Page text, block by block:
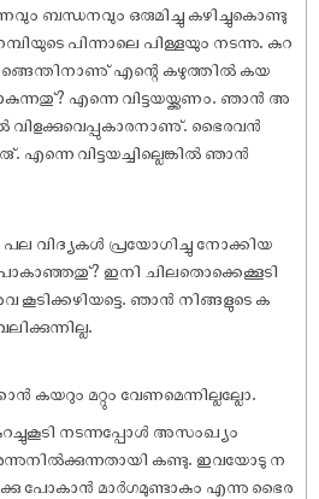
ബന്ധനവും ഒരുമിച്ചു കഴിച്ചുകൊണ്ടു
പിന്നാലെ പിള്ളയും നടന്നു. കുറ
എന്റെ കഴുത്തിൽ കയ
എന്നെ വിട്ടയയ്ക്കണം. ഞാൻ അ
വിളക്കുവെപ്പുകാരനാണു്. ഭൈരവൻ
വിട്ടയച്ചില്ലെങ്കിൽ ഞാൻ
വിദ്യകൾ പ്രയോഗിച്ചു നോക്കിയ
ഇനി ചിലതൊക്കെക്കൂടി
കൂടിക്കഴിയട്ടെ. ഞാൻ നിങ്ങളുടെ ക
കയറും മറ്റും വേണമെന്നില്ലല്ലോ.
നടന്നപ്പോൾ അസംഖ്യം
കണ്ടു. ഇവയോടു ന
പോകാൻ മാർഗമുണ്ടാകും എന്നു ഭൈര